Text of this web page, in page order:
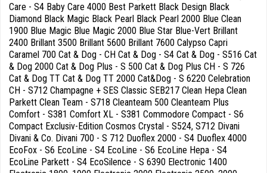
Care - S4 Baby Care 4000 Best Parkett Black Design Black
Diamond Black Magic Black Pearl Black Pearl 2000 Blue Clean
1900 Blue Magic Blue Magic 2000 Blue Star Blue-Vert Brillant
2400 Brillant 3500 Brillant 5600 Brillant 7600 Calypso Capri
Caramel 700 Cat & Dog - CH Cat & Dog - S4 Cat & Dog - S516 Cat
& Dog 2000 Cat & Dog Plus - S 500 Cat & Dog Plus CH - S 726
Cat & Dog TT Cat & Dog TT 2000 Cat&Dog - S 6220 Celebration
CH - S712 Champagne + SES Classic SEB217 Clean Hepa Clean
Parkett Clean Team - S718 Cleanteam 500 Cleanteam Plus
Comfort - S381 Comfort XL - S381 Commodore Compact - S6
Compact Exclusiv-Edition Cosmos Crystal - S524, S712 Divani
Divani & Co. Divani 700 - S 712 Duoflex 2000 - S4 Duoflex 4000
EcoFox - S6 EcoLine - S4 EcoLine - S6 EcoLine Hepa - S4
EcoLine Parkett - S4 EcoSilence - S 6390 Electronic 1400